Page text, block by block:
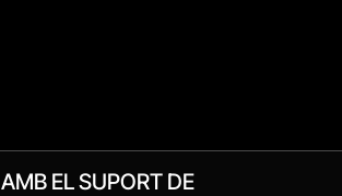
AMB EL SUPORT DE